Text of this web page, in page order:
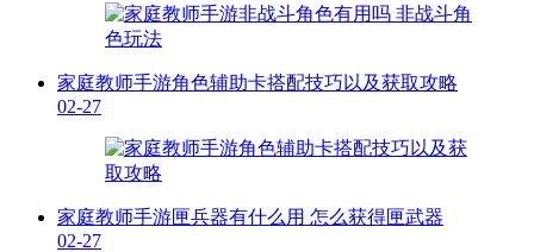
家庭教师手游角色辅助卡搭配技巧以及获取攻略
02-27
家庭教师手游匣兵器有什么用 怎么获得匣武器
02-27